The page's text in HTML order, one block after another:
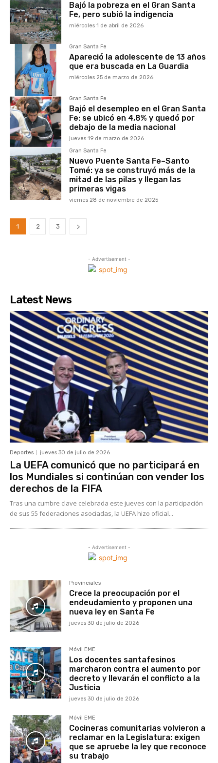
Bajó la pobreza en el Gran Santa
Fe, pero subió la indigencia
miércoles 1 de abril de 2026
Gran Santa Fe
Apareció la adolescente de 13 años
que era buscada en La Guardia
miércoles 25 de marzo de 2026
Gran Santa Fe
Bajó el desempleo en el Gran Santa
Fe: se ubicó en 4,8% y quedó por
debajo de la media nacional
jueves 19 de marzo de 2026
Gran Santa Fe
Nuevo Puente Santa Fe–Santo
Tomé: ya se construyó más de la
mitad de las pilas y llegan las
primeras vigas
viernes 28 de noviembre de 2025
1 2 3
- Advertisement -
Latest News
Deportes jueves 30 de julio de 2026
La UEFA comunicó que no participará en
los Mundiales si continúan con vender los
derechos de la FIFA
Tras una cumbre clave celebrada este jueves con la participación
de sus 55 federaciones asociadas, la UEFA hizo oficial...
- Advertisement -
Provinciales
Crece la preocupación por el
endeudamiento y proponen una
nueva ley en Santa Fe
jueves 30 de julio de 2026
Móvil EME
Los docentes santafesinos
marcharon contra el aumento por
decreto y llevarán el conflicto a la
Justicia
jueves 30 de julio de 2026
Móvil EME
Cocineras comunitarias volvieron a
reclamar en la Legislatura: exigen
que se apruebe la ley que reconoce
su trabajo